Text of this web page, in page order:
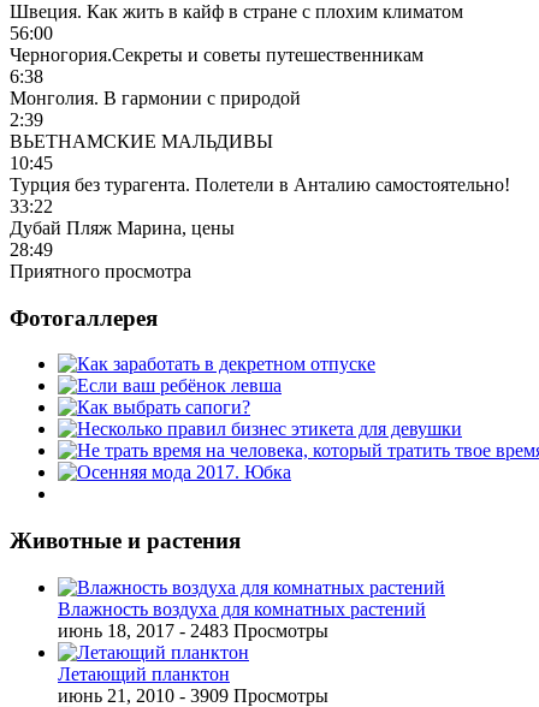
Швеция. Как жить в кайф в стране с плохим климатом
56:00
Черногория.Секреты и советы путешественникам
6:38
Монголия. В гармонии с природой
2:39
ВЬЕТНАМСКИЕ МАЛЬДИВЫ
10:45
Турция без турагента. Полетели в Анталию самостоятельно!
33:22
Дубай Пляж Марина, цены
28:49
Приятного просмотра
Фотогаллерея
Животные и растения
Влажность воздуха для комнатных растений
июнь 18, 2017 - 2483 Просмотры
Летающий планктон
июнь 21, 2010 - 3909 Просмотры